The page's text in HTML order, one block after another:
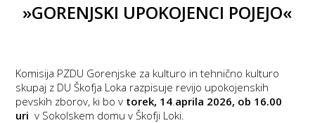
»GORENJSKI UPOKOJENCI POJEJO«
Komisija PZDU Gorenjske za kulturo in tehnično kulturo
skupaj z DU Škofja Loka razpisuje revijo upokojenskih
pevskih zborov, ki bo v torek, 14.aprila 2026, ob 16.00
uri v Sokolskem domu v Škofji Loki.